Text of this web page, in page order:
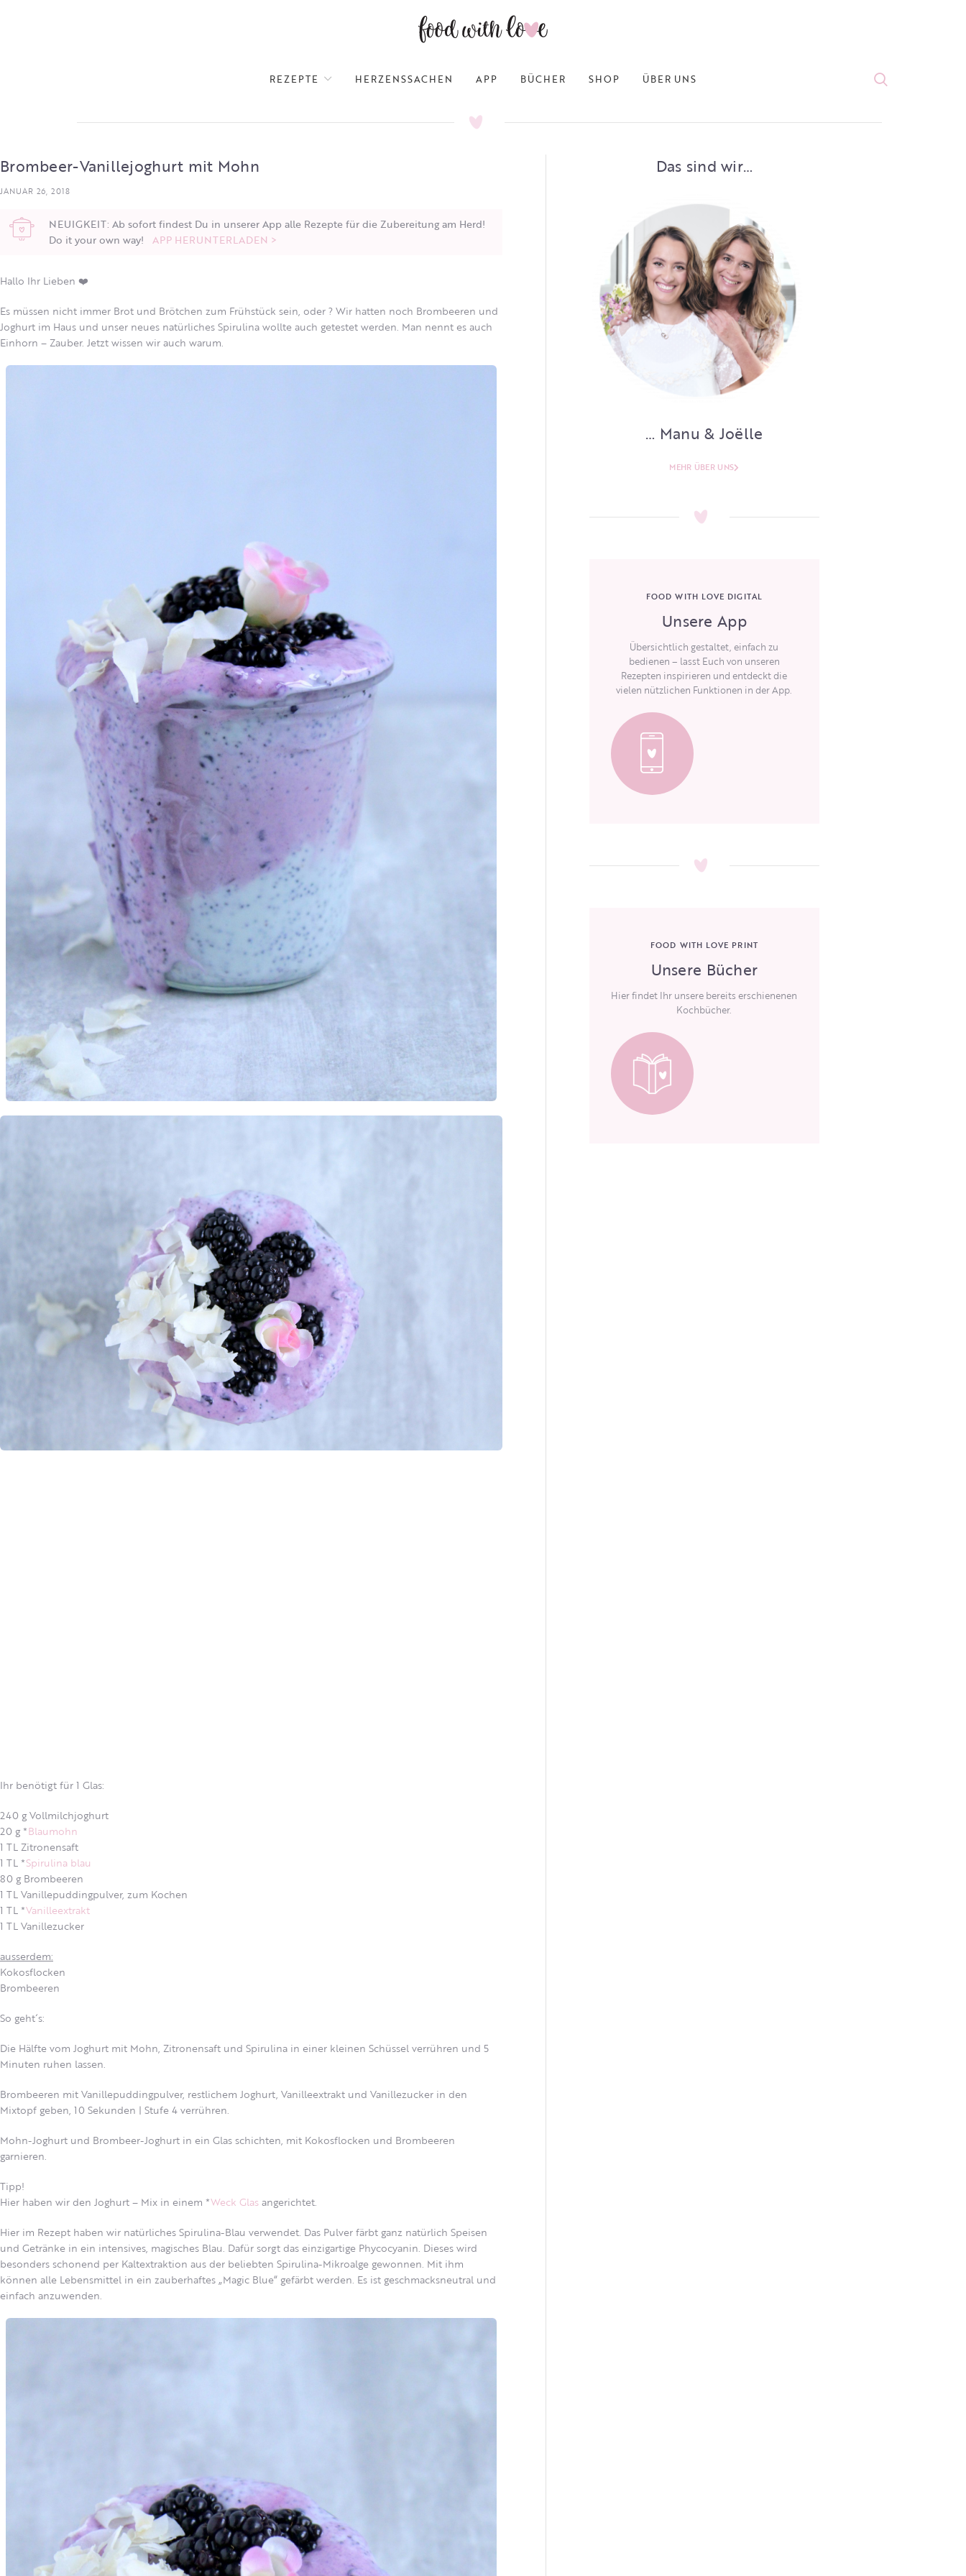
REZEPTE HERZENSSACHEN APP BÜCHER SHOP ÜBER UNS
Brombeer-Vanillejoghurt mit Mohn
JANUAR 26, 2018
NEUIGKEIT: Ab sofort findest Du in unserer App alle Rezepte für die Zubereitung am Herd!
Do it your own way! APP HERUNTERLADEN >
Hallo Ihr Lieben ❤️
Es müssen nicht immer Brot und Brötchen zum Frühstück sein, oder ? Wir hatten noch Brombeeren und
Joghurt im Haus und unser neues natürliches Spirulina wollte auch getestet werden. Man nennt es auch
Einhorn – Zauber. Jetzt wissen wir auch warum.
Ihr benötigt für 1 Glas:
240 g Vollmilchjoghurt
20 g *Blaumohn
1 TL Zitronensaft
1 TL *Spirulina blau
80 g Brombeeren
1 TL Vanillepuddingpulver, zum Kochen
1 TL *Vanilleextrakt
1 TL Vanillezucker
ausserdem:
Kokosflocken
Brombeeren
So geht´s:
Die Hälfte vom Joghurt mit Mohn, Zitronensaft und Spirulina in einer kleinen Schüssel verrühren und 5
Minuten ruhen lassen.
Brombeeren mit Vanillepuddingpulver, restlichem Joghurt, Vanilleextrakt und Vanillezucker in den
Mixtopf geben, 10 Sekunden | Stufe 4 verrühren.
Mohn-Joghurt und Brombeer-Joghurt in ein Glas schichten, mit Kokosflocken und Brombeeren
garnieren.
Tipp!
Hier haben wir den Joghurt – Mix in einem *Weck Glasangerichtet.
Hier im Rezept haben wir natürliches Spirulina-Blau verwendet. Das Pulver färbt ganz natürlich Speisen
und Getränke in ein intensives, magisches Blau. Dafür sorgt das einzigartige Phycocyanin. Dieses wird
besonders schonend per Kaltextraktion aus der beliebten Spirulina-Mikroalge gewonnen. Mit ihm
können alle Lebensmittel in ein zauberhaftes „Magic Blue“ gefärbt werden. Es ist geschmacksneutral und
einfach anzuwenden.
Das sind wir…
… Manu & Joëlle
MEHR ÜBER UNS
FOOD WITH LOVE DIGITAL
Unsere App
Übersichtlich gestaltet, einfach zu
bedienen – lasst Euch von unseren
Rezepten inspirieren und entdeckt die
vielen nützlichen Funktionen in der App.
FOOD WITH LOVE PRINT
Unsere Bücher
Hier findet Ihr unsere bereits erschienenen
Kochbücher.